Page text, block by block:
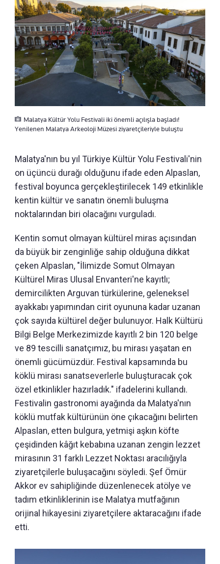
Malatya Kültür Yolu Festivali iki önemli açılışla başladı!
Yenilenen Malatya Arkeoloji Müzesi ziyaretçileriyle buluştu
Malatya'nın bu yıl Türkiye Kültür Yolu Festivali'nin
on üçüncü durağı olduğunu ifade eden Alpaslan,
festival boyunca gerçekleştirilecek 149 etkinlikle
kentin kültür ve sanatın önemli buluşma
noktalarından biri olacağını vurguladı.
Kentin somut olmayan kültürel miras açısından
da büyük bir zenginliğe sahip olduğuna dikkat
çeken Alpaslan, "İlimizde Somut Olmayan
Kültürel Miras Ulusal Envanteri'ne kayıtlı;
demircilikten Arguvan türkülerine, geleneksel
ayakkabı yapımından cirit oyununa kadar uzanan
çok sayıda kültürel değer bulunuyor. Halk Kültürü
Bilgi Belge Merkezimizde kayıtlı 2 bin 120 belge
ve 89 tescilli sanatçımız, bu mirası yaşatan en
önemli gücümüzdür. Festival kapsamında bu
köklü mirası sanatseverlerle buluşturacak çok
özel etkinlikler hazırladık." ifadelerini kullandı.
Festivalin gastronomi ayağında da Malatya'nın
köklü mutfak kültürünün öne çıkacağını belirten
Alpaslan, etten bulgura, yetmişi aşkın köfte
çeşidinden kâğıt kebabına uzanan zengin lezzet
mirasının 31 farklı Lezzet Noktası aracılığıyla
ziyaretçilerle buluşacağını söyledi. Şef Ömür
Akkor ev sahipliğinde düzenlenecek atölye ve
tadım etkinliklerinin ise Malatya mutfağının
orijinal hikayesini ziyaretçilere aktaracağını ifade
etti.